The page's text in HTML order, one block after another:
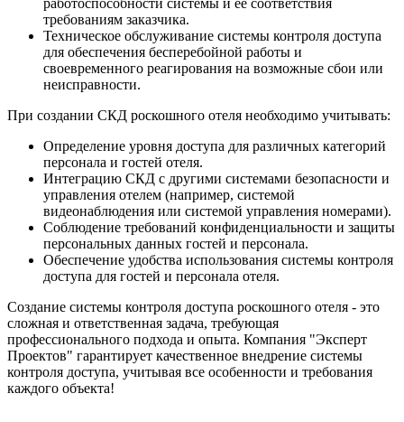
требованиям заказчика.
Техническое обслуживание системы контроля доступа
для обеспечения бесперебойной работы и
своевременного реагирования на возможные сбои или
неисправности.
При создании СКД роскошного отеля необходимо учитывать:
Определение уровня доступа для различных категорий
персонала и гостей отеля.
Интеграцию СКД с другими системами безопасности и
управления отелем (например, системой
видеонаблюдения или системой управления номерами).
Соблюдение требований конфиденциальности и защиты
персональных данных гостей и персонала.
Обеспечение удобства использования системы контроля
доступа для гостей и персонала отеля.
Создание системы контроля доступа роскошного отеля - это
сложная и ответственная задача, требующая
профессионального подхода и опыта. Компания "Эксперт
Проектов" гарантирует качественное внедрение системы
контроля доступа, учитывая все особенности и требования
каждого объекта!